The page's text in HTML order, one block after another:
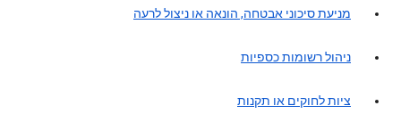
מניעת סיכוני אבטחה, הונאה או ניצול לרעה
ניהול רשומות כספיות
ציות לחוקים או תקנות